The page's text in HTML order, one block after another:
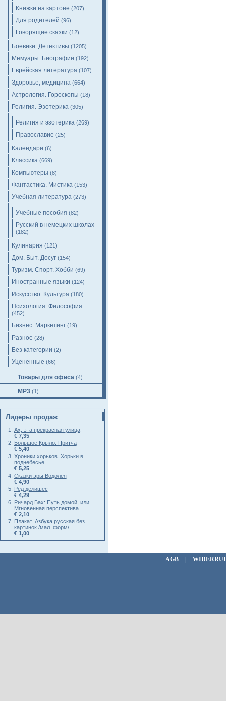
Книжки на картоне (207)
Для родителей (96)
Говорящие сказки (12)
Боевики. Детективы (1205)
Мемуары. Биографии (192)
Еврейская литература (107)
Здоровье, медицина (664)
Астрология. Гороскопы (18)
Религия. Эзотерика (305)
Религия и эзотерика (269)
Православие (25)
Календари (6)
Классика (669)
Компьютеры (8)
Фантастика. Мистика (153)
Учебная литература (273)
Учебные пособия (82)
Русский в немецких школах
(182)
Кулинария (121)
Дом. Быт. Досуг (154)
Туризм. Спорт. Хобби (69)
Иностранные языки (124)
Искусство. Культура (180)
Психология. Философия
(452)
Бизнес. Маркетинг (19)
Разное (28)
Без категории (2)
Уцененные (66)
Товары для офиса (4)
MP3 (1)
Лидеры продаж
Ах, эта прекрасная улица
€ 7,35
Большое Крыло: Притча
€ 5,40
Хроники хорьков. Хорьки в
поднебесье
€ 5,25
Сказки эры Водолея
€ 4,90
Ред делишес
€ 4,29
Ричард Бах: Путь домой, или
Мгновенная перспектива
€ 2,10
Плакат. Азбука русская без
картинок /мал. форм/
€ 1,00
AGB